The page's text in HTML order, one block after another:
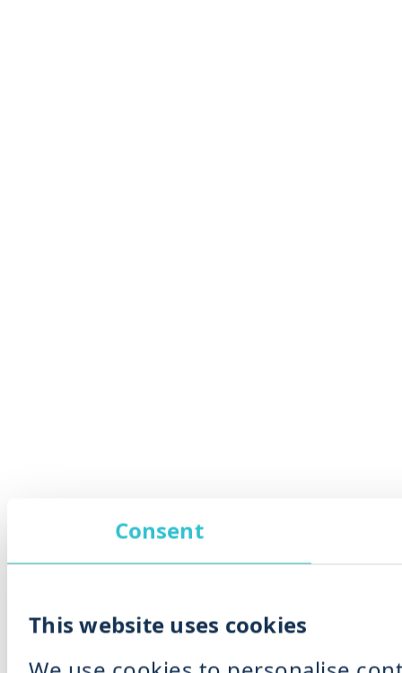
Consent
This website uses cookies